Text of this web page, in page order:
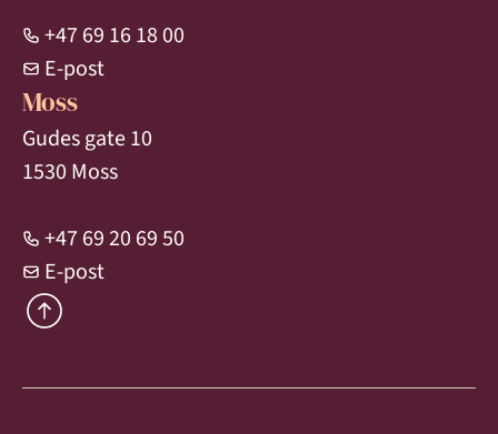
+47 69 16 18 00
E-post
Moss
Gudes gate 10
1530 Moss
+47 69 20 69 50
E-post